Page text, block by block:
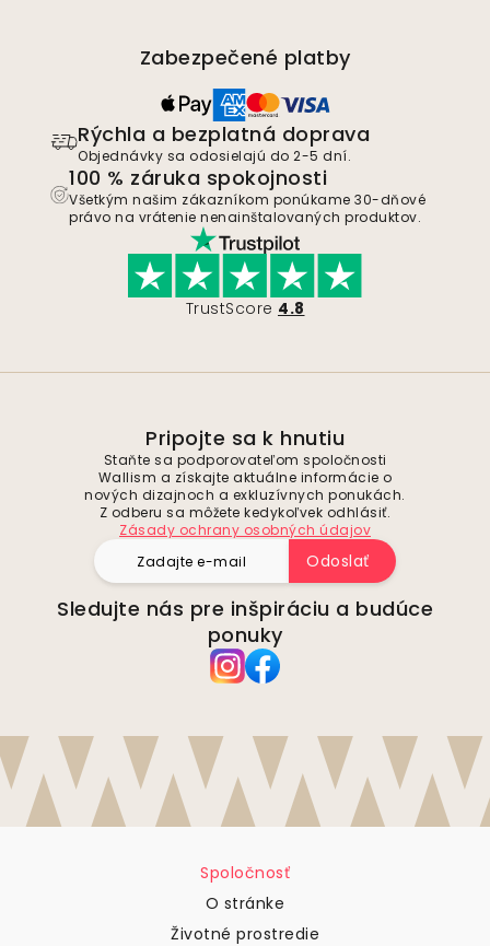
Zabezpečené platby
Rýchla a bezplatná doprava
Objednávky sa odosielajú do 2-5 dní.
100 % záruka spokojnosti
Všetkým našim zákazníkom ponúkame 30-dňové
právo na vrátenie nenainštalovaných produktov.
TrustScore 4.8
Pripojte sa k hnutiu
Staňte sa podporovateľom spoločnosti
Wallism a získajte aktuálne informácie o
nových dizajnoch a exkluzívnych ponukách.
Z odberu sa môžete kedykoľvek odhlásiť.
Zásady ochrany osobných údajov
Odoslať
Sledujte nás pre inšpiráciu a budúce
ponuky
Spoločnosť
O stránke
Životné prostredie